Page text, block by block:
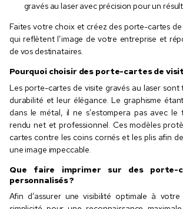
gravés au laser avec précision pour un
Faites votre choix et créez des porte-cartes
qui reflètent l’image de votre entreprise et
de vos destinataires.
Pourquoi choisir des porte-cartes de
Les porte-cartes de visite gravés au laser sont
durabilité et leur élégance. Le graphisme
dans le métal, il ne s’estompera pas avec le
rendu net et professionnel. Ces modèles
cartes contre les coins cornés et les plis afin
une image impeccable.
Que faire imprimer sur des porte-
personnalisés ?
Afin d’assurer une visibilité optimale à